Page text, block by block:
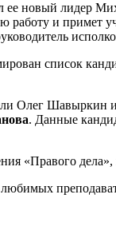
ее новый лидер
работу и примет
список
Олег Шавыркин
. Данные
«Правого